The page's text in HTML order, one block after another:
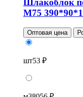
Шлакоблок
М75
Оптовая цена
шт53 ₽